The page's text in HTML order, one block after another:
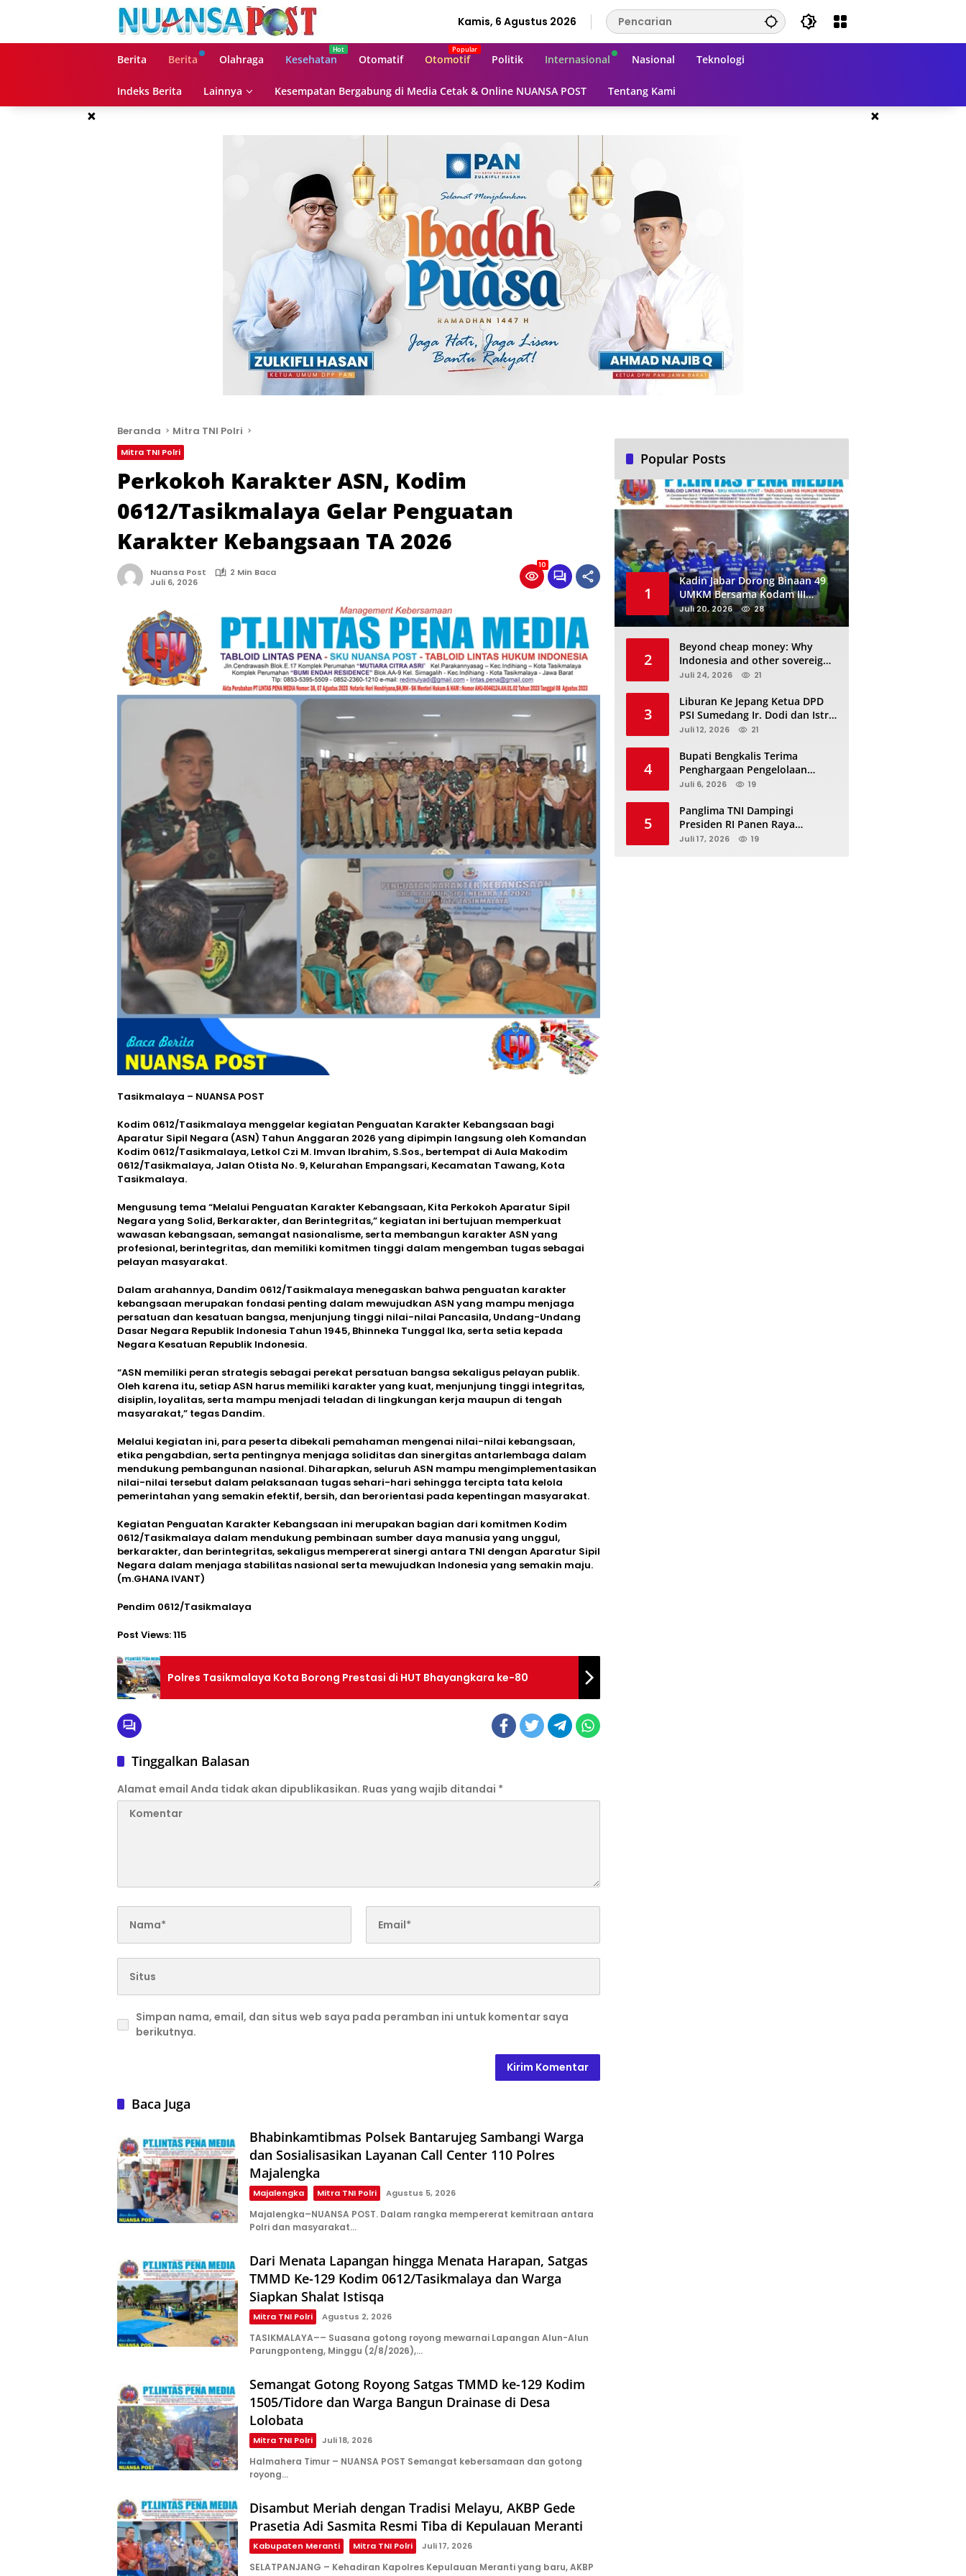
Kamis, 6 Agustus 2026
Berita Berita Olahraga Kesehatan Otomatif Otomotif Politik Internasional Nasional Teknologi
Indeks Berita Lainnya Kesempatan Bergabung di Media Cetak & Online NUANSA POST Tentang Kami
× ×
Beranda Mitra TNI Polri
Mitra TNI Polri
Perkokoh Karakter ASN, Kodim
0612/Tasikmalaya Gelar Penguatan
Karakter Kebangsaan TA 2026
Nuansa Post
2 Min Baca
Juli 6, 2026
10
Tasikmalaya – NUANSA POST
Kodim 0612/Tasikmalaya menggelar kegiatan Penguatan Karakter Kebangsaan bagi
Aparatur Sipil Negara (ASN) Tahun Anggaran 2026 yang dipimpin langsung oleh Komandan
Kodim 0612/Tasikmalaya, Letkol Czi M. Imvan Ibrahim, S.Sos., bertempat di Aula Makodim
0612/Tasikmalaya, Jalan Otista No. 9, Kelurahan Empangsari, Kecamatan Tawang, Kota
Tasikmalaya.
Mengusung tema “Melalui Penguatan Karakter Kebangsaan, Kita Perkokoh Aparatur Sipil
Negara yang Solid, Berkarakter, dan Berintegritas,” kegiatan ini bertujuan memperkuat
wawasan kebangsaan, semangat nasionalisme, serta membangun karakter ASN yang
profesional, berintegritas, dan memiliki komitmen tinggi dalam mengemban tugas sebagai
pelayan masyarakat.
Dalam arahannya, Dandim 0612/Tasikmalaya menegaskan bahwa penguatan karakter
kebangsaan merupakan fondasi penting dalam mewujudkan ASN yang mampu menjaga
persatuan dan kesatuan bangsa, menjunjung tinggi nilai-nilai Pancasila, Undang-Undang
Dasar Negara Republik Indonesia Tahun 1945, Bhinneka Tunggal Ika, serta setia kepada
Negara Kesatuan Republik Indonesia.
“ASN memiliki peran strategis sebagai perekat persatuan bangsa sekaligus pelayan publik.
Oleh karena itu, setiap ASN harus memiliki karakter yang kuat, menjunjung tinggi integritas,
disiplin, loyalitas, serta mampu menjadi teladan di lingkungan kerja maupun di tengah
masyarakat,” tegas Dandim.
Melalui kegiatan ini, para peserta dibekali pemahaman mengenai nilai-nilai kebangsaan,
etika pengabdian, serta pentingnya menjaga soliditas dan sinergitas antarlembaga dalam
mendukung pembangunan nasional. Diharapkan, seluruh ASN mampu mengimplementasikan
nilai-nilai tersebut dalam pelaksanaan tugas sehari-hari sehingga tercipta tata kelola
pemerintahan yang semakin efektif, bersih, dan berorientasi pada kepentingan masyarakat.
Kegiatan Penguatan Karakter Kebangsaan ini merupakan bagian dari komitmen Kodim
0612/Tasikmalaya dalam mendukung pembinaan sumber daya manusia yang unggul,
berkarakter, dan berintegritas, sekaligus mempererat sinergi antara TNI dengan Aparatur Sipil
Negara dalam menjaga stabilitas nasional serta mewujudkan Indonesia yang semakin maju.
(m.GHANA IVANT)
Pendim 0612/Tasikmalaya
Post Views:115
Polres Tasikmalaya Kota Borong Prestasi di HUT Bhayangkara ke-80
Tinggalkan Balasan
Alamat email Anda tidak akan dipublikasikan. Ruas yang wajib ditandai *
Simpan nama, email, dan situs web saya pada peramban ini untuk komentar saya
berikutnya.
Baca Juga
Bhabinkamtibmas Polsek Bantarujeg Sambangi Warga
dan Sosialisasikan Layanan Call Center 110 Polres
Majalengka
Majalengka Mitra TNI Polri Agustus 5, 2026
Majalengka–NUANSA POST. Dalam rangka mempererat kemitraan antara
Polri dan masyarakat…
Dari Menata Lapangan hingga Menata Harapan, Satgas
TMMD Ke-129 Kodim 0612/Tasikmalaya dan Warga
Siapkan Shalat Istisqa
Mitra TNI Polri Agustus 2, 2026
TASIKMALAYA–– Suasana gotong royong mewarnai Lapangan Alun-Alun
Parungponteng, Minggu (2/8/2026),…
Semangat Gotong Royong Satgas TMMD ke-129 Kodim
1505/Tidore dan Warga Bangun Drainase di Desa
Lolobata
Mitra TNI Polri Juli 18, 2026
Halmahera Timur – NUANSA POST Semangat kebersamaan dan gotong
royong…
Disambut Meriah dengan Tradisi Melayu, AKBP Gede
Prasetia Adi Sasmita Resmi Tiba di Kepulauan Meranti
Kabupaten Meranti Mitra TNI Polri Juli 17, 2026
SELATPANJANG – Kehadiran Kapolres Kepulauan Meranti yang baru, AKBP
Popular Posts
1
Kadin Jabar Dorong Binaan 49
UMKM Bersama Kodam III
Siliwangi Sambil Nobar Final
Piala Dunia, Akan Ada Investor
Juli 20, 2026 28
2
Beyond cheap money: Why
Indonesia and other sovereigns
are turning to panda bonds
Juli 24, 2026 21
3
Liburan Ke Jepang Ketua DPD
PSI Sumedang Ir. Dodi dan Istri
Kibarkan Bendera PSI “Jangan
Juli 12, 2026 21
4
Bupati Bengkalis Terima
Penghargaan Pengelolaan
JDIHN Terbaik Kedua dari
Riau
Juli 6, 2026 19
5
Panglima TNI Dampingi
Presiden RI Panen Raya
Terpadu TNI, Perkuat
Juli 17, 2026 19